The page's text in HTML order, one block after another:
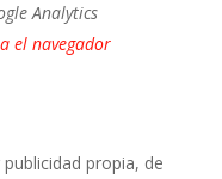
Analytics
el navegador
propia, de